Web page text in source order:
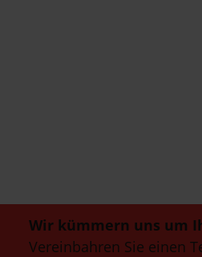
Wir kümmern uns um
Vereinbahren Sie einen